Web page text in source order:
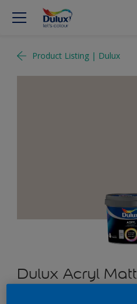
Product Listing | Dulux
Dulux Acryl Matt